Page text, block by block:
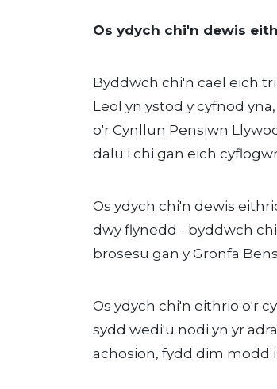
Os ydych chi'n dewis
Byddwch chi'n cael eich
Leol yn ystod y cyfnod
o'r Cynllun Pensiwn
dalu i chi gan eich
Os ydych chi'n dewis
dwy flynedd - byddwch
brosesu gan y Gronfa
Os ydych chi'n eithrio o'r
sydd wedi'u nodi yn yr
achosion, fydd dim modd